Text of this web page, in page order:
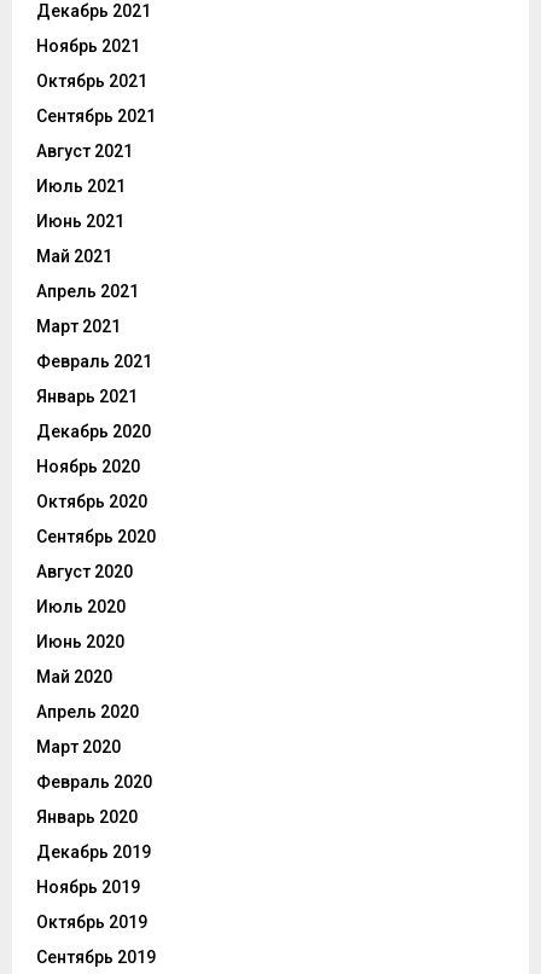
Декабрь 2021
Ноябрь 2021
Октябрь 2021
Сентябрь 2021
Август 2021
Июль 2021
Июнь 2021
Май 2021
Апрель 2021
Март 2021
Февраль 2021
Январь 2021
Декабрь 2020
Ноябрь 2020
Октябрь 2020
Сентябрь 2020
Август 2020
Июль 2020
Июнь 2020
Май 2020
Апрель 2020
Март 2020
Февраль 2020
Январь 2020
Декабрь 2019
Ноябрь 2019
Октябрь 2019
Сентябрь 2019